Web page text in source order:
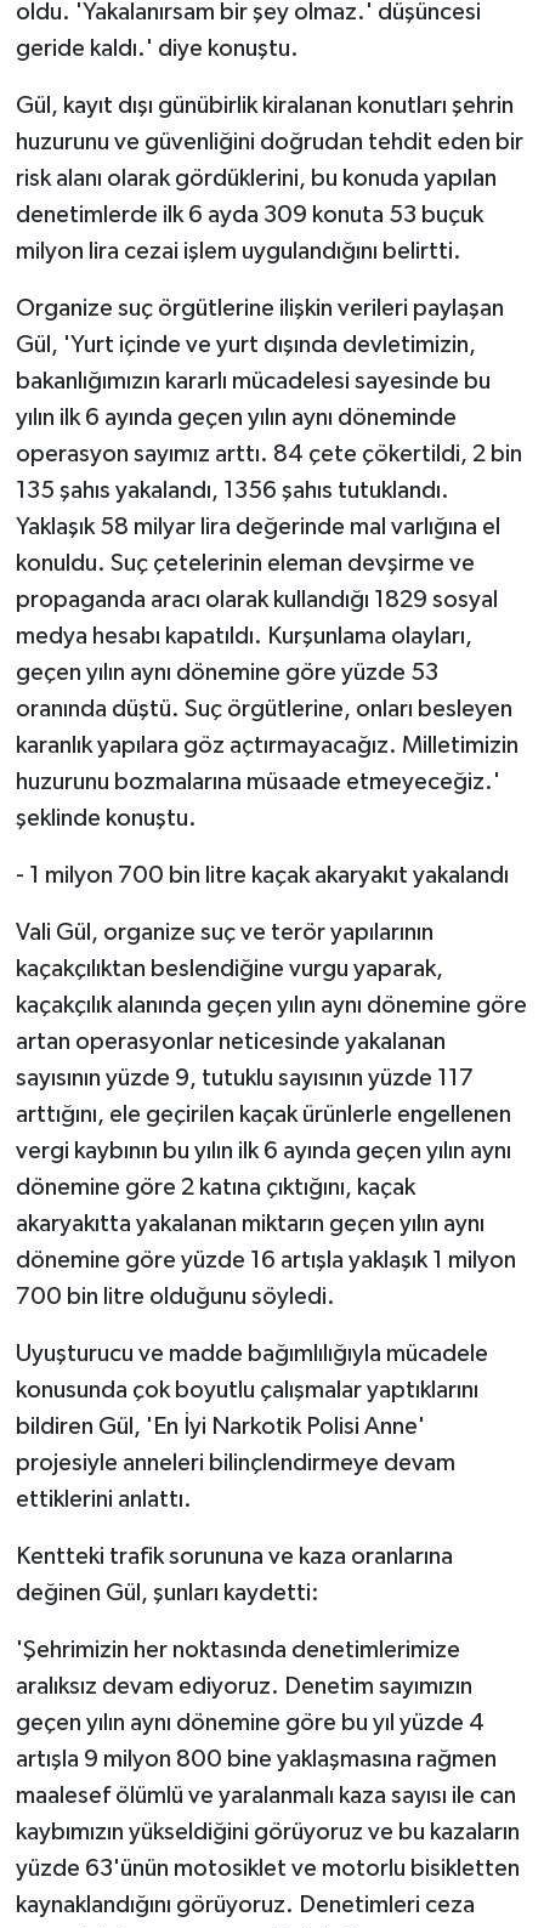
oldu. 'Yakalanırsam bir şey olmaz.' düşüncesi
geride kaldı.' diye konuştu.
Gül, kayıt dışı günübirlik kiralanan konutları şehrin
huzurunu ve güvenliğini doğrudan tehdit eden bir
risk alanı olarak gördüklerini, bu konuda yapılan
denetimlerde ilk 6 ayda 309 konuta 53 buçuk
milyon lira cezai işlem uygulandığını belirtti.
Organize suç örgütlerine ilişkin verileri paylaşan
Gül, 'Yurt içinde ve yurt dışında devletimizin,
bakanlığımızın kararlı mücadelesi sayesinde bu
yılın ilk 6 ayında geçen yılın aynı döneminde
operasyon sayımız arttı. 84 çete çökertildi, 2 bin
135 şahıs yakalandı, 1356 şahıs tutuklandı.
Yaklaşık 58 milyar lira değerinde mal varlığına el
konuldu. Suç çetelerinin eleman devşirme ve
propaganda aracı olarak kullandığı 1829 sosyal
medya hesabı kapatıldı. Kurşunlama olayları,
geçen yılın aynı dönemine göre yüzde 53
oranında düştü. Suç örgütlerine, onları besleyen
karanlık yapılara göz açtırmayacağız. Milletimizin
huzurunu bozmalarına müsaade etmeyeceğiz.'
şeklinde konuştu.
- 1 milyon 700 bin litre kaçak akaryakıt yakalandı
Vali Gül, organize suç ve terör yapılarının
kaçakçılıktan beslendiğine vurgu yaparak,
kaçakçılık alanında geçen yılın aynı dönemine göre
artan operasyonlar neticesinde yakalanan
sayısının yüzde 9, tutuklu sayısının yüzde 117
arttığını, ele geçirilen kaçak ürünlerle engellenen
vergi kaybının bu yılın ilk 6 ayında geçen yılın aynı
dönemine göre 2 katına çıktığını, kaçak
akaryakıtta yakalanan miktarın geçen yılın aynı
dönemine göre yüzde 16 artışla yaklaşık 1 milyon
700 bin litre olduğunu söyledi.
Uyuşturucu ve madde bağımlılığıyla mücadele
konusunda çok boyutlu çalışmalar yaptıklarını
bildiren Gül, 'En İyi Narkotik Polisi Anne'
projesiyle anneleri bilinçlendirmeye devam
ettiklerini anlattı.
Kentteki trafik sorununa ve kaza oranlarına
değinen Gül, şunları kaydetti:
'Şehrimizin her noktasında denetimlerimize
aralıksız devam ediyoruz. Denetim sayımızın
geçen yılın aynı dönemine göre bu yıl yüzde 4
artışla 9 milyon 800 bine yaklaşmasına rağmen
maalesef ölümlü ve yaralanmalı kaza sayısı ile can
kaybımızın yükseldiğini görüyoruz ve bu kazaların
yüzde 63'ünün motosiklet ve motorlu bisikletten
kaynaklandığını görüyoruz. Denetimleri ceza